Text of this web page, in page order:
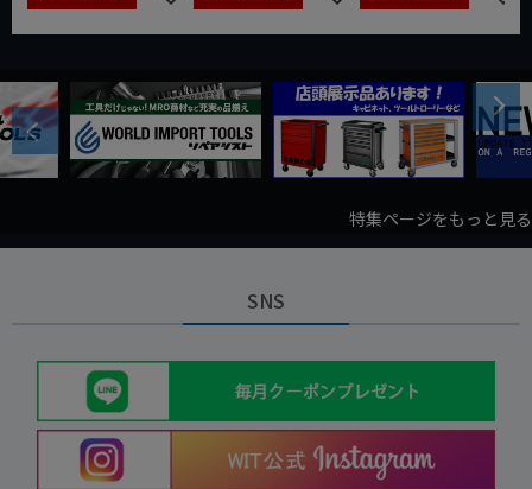
Previous
Next
特集ページをもっと見る
SNS